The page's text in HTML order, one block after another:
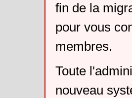
fin de la
pour vous
membres.
Toute
nouveau